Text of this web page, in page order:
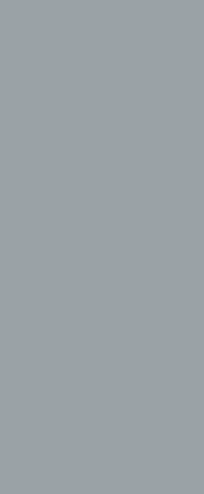
sich auf eine
um Aspekte